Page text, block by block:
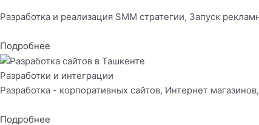
Разработка и реализация SMM стратегии, Запуск
Подробнее
Разработки и интеграции
Разработка - корпоративных сайтов, Интернет
Подробнее